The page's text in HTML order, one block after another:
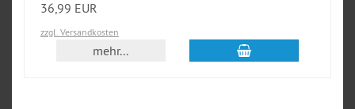
36,99 EUR
zzgl. Versandkosten
mehr... In den Warenkorb